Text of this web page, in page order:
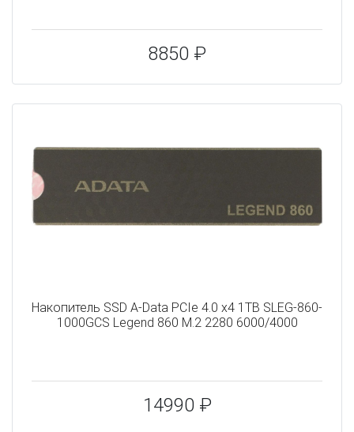
8850 ₽
Накопитель SSD A-Data PCIe 4.0 x4 1TB SLEG-860-
1000GCS Legend 860 M.2 2280 6000/4000
14990 ₽